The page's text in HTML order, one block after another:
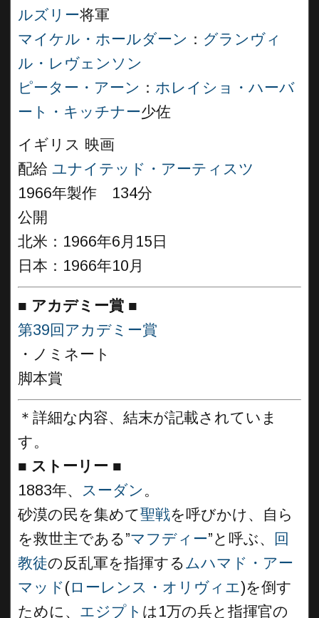
ルズリー将軍
マイケル・ホールダーン ： グランヴィ
ル・レヴェンソン
ピーター・アーン ： ホレイショ・ハーバ
ート・キッチナー少佐
イギリス 映画
配給 ユナイテッド・アーティスツ
1966年製作 134分
公開
北米：1966年6月15日
日本：1966年10月
■ アカデミー賞 ■
第39回アカデミー賞
・ノミネート
脚本賞
＊詳細な内容、結末が記載されていま
す。
■ ストーリー ■
1883年、 スーダン 。
砂漠の民を集めて聖戦を呼びかけ、自ら
を救世主である”マフディー”と呼ぶ、
回
教徒の反乱軍を指揮するムハマド・アー
マッド(ローレンス・オリヴィエ)を倒す
ために、 エジプト は1万の兵と指揮官の